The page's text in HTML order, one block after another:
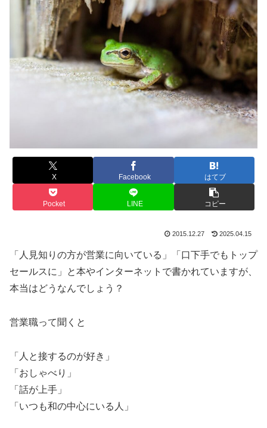
X Facebook はてブ
Pocket LINE コピー
2015.12.27 2025.04.15
「人見知りの方が営業に向いている」「口下手でもトップ
セールスに」と本やインターネットで書かれていますが、
本当はどうなんでしょう？
営業職って聞くと
「人と接するのが好き」
「おしゃべり」
「話が上手」
「いつも和の中心にいる人」